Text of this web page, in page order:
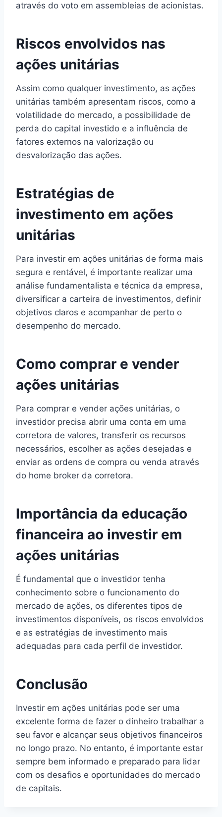
através do voto em assembleias de acionistas.
Riscos envolvidos nas
ações unitárias
Assim como qualquer investimento, as ações
unitárias também apresentam riscos, como a
volatilidade do mercado, a possibilidade de
perda do capital investido e a influência de
fatores externos na valorização ou
desvalorização das ações.
Estratégias de
investimento em ações
unitárias
Para investir em ações unitárias de forma mais
segura e rentável, é importante realizar uma
análise fundamentalista e técnica da empresa,
diversificar a carteira de investimentos, definir
objetivos claros e acompanhar de perto o
desempenho do mercado.
Como comprar e vender
ações unitárias
Para comprar e vender ações unitárias, o
investidor precisa abrir uma conta em uma
corretora de valores, transferir os recursos
necessários, escolher as ações desejadas e
enviar as ordens de compra ou venda através
do home broker da corretora.
Importância da educação
financeira ao investir em
ações unitárias
É fundamental que o investidor tenha
conhecimento sobre o funcionamento do
mercado de ações, os diferentes tipos de
investimentos disponíveis, os riscos envolvidos
e as estratégias de investimento mais
adequadas para cada perfil de investidor.
Conclusão
Investir em ações unitárias pode ser uma
excelente forma de fazer o dinheiro trabalhar a
seu favor e alcançar seus objetivos financeiros
no longo prazo. No entanto, é importante estar
sempre bem informado e preparado para lidar
com os desafios e oportunidades do mercado
de capitais.